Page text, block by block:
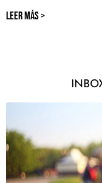
LEER MÁS >